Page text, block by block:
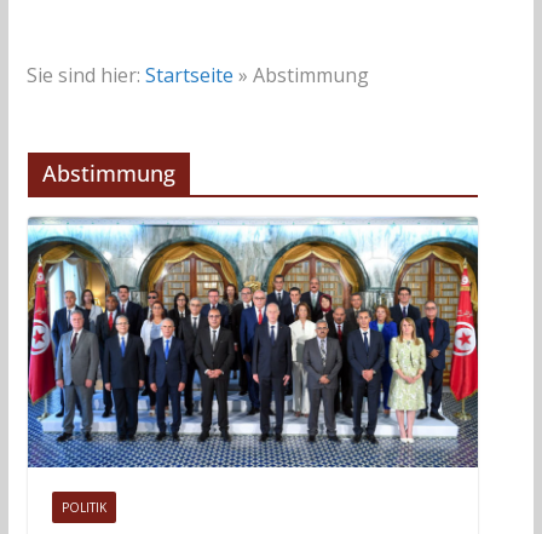
Sie sind hier: Startseite » Abstimmung
Abstimmung
POLITIK